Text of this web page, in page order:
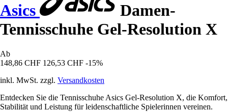
Asics
Damen-
Tennisschuhe Gel-Resolution X
Ab
148,86 CHF 126,53 CHF -15%
inkl. MwSt. zzgl. Versandkosten
Entdecken Sie die Tennisschuhe Asics Gel-Resolution X, die Komfort,
Stabilität und Leistung für leidenschaftliche Spielerinnen vereinen.